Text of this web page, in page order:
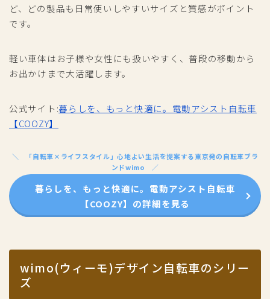
ど、どの製品も日常使いしやすいサイズと質感がポイント
です。
軽い車体はお子様や女性にも扱いやすく、普段の移動から
お出かけまで大活躍します。
公式サイト:暮らしを、もっと快適に。電動アシスト自転車
【COOZY】
「自転車×ライフスタイル」心地よい生活を提案する東京発の自転車ブラ
ンドwimo
暮らしを、もっと快適に。電動アシスト自転車
【COOZY】の詳細を見る
wimo(ウィーモ)デザイン自転車のシリー
ズ